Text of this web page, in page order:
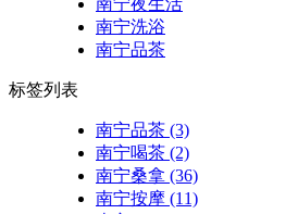
南宁夜生活
南宁洗浴
南宁品茶
标签列表
南宁品茶 (3)
南宁喝茶 (2)
南宁桑拿 (36)
南宁按摩 (11)